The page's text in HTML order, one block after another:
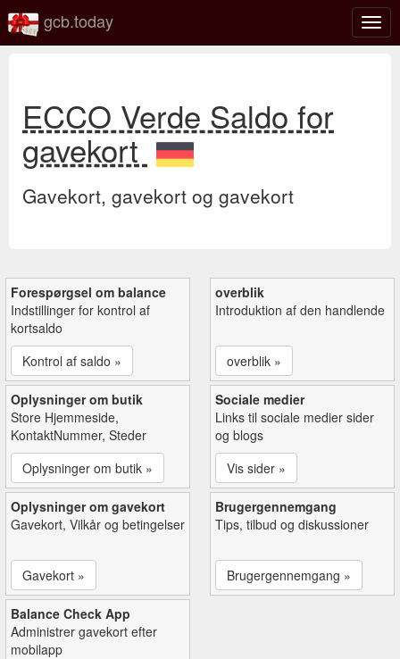
Slå
gcb.today
ECCO Verde Saldo for
gavekort
Gavekort, gavekort og gavekort
Forespørgsel om balance
Indstillinger for kontrol af
kortsaldo
Kontrol af saldo »
overblik
Introduktion af den handlende
overblik »
Oplysninger om butik
Store Hjemmeside,
KontaktNummer, Steder
Oplysninger om butik »
Sociale medier
Links til sociale medier sider
og blogs
Vis sider »
Oplysninger om gavekort
Gavekort, Vilkår og betingelser
Gavekort »
Brugergennemgang
Tips, tilbud og diskussioner
Brugergennemgang »
Balance Check App
Administrer gavekort efter
mobilapp